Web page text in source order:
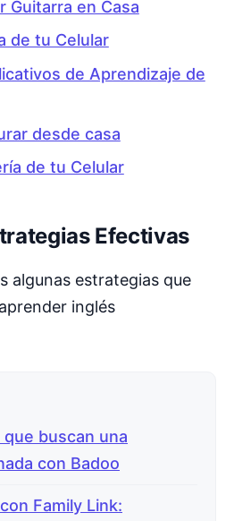
Guitarra en Casa
de tu Celular
de Aprendizaje de
desde casa
de tu Celular
Efectivas
algunas estrategias que
inglés
buscan una
con Badoo
Family Link: